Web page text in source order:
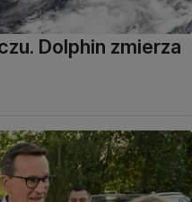
Dolphin zmierza